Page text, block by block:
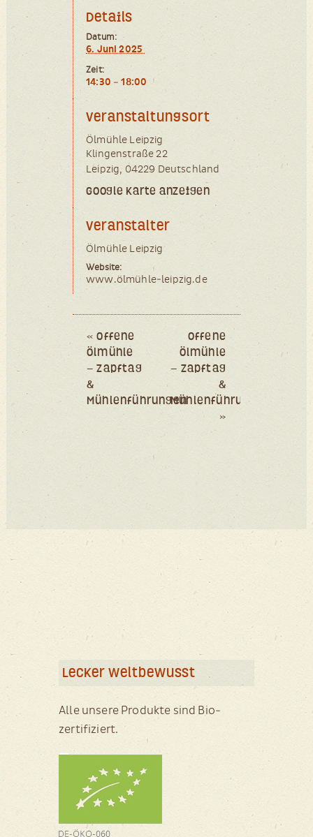
Details
Datum:
6. Juni 2025
Zeit:
14:30 – 18:00
Veranstaltungsort
Ölmüh­le Leipzig
Klin­gen­stra­ße 22
Leip­zig
04229 Deutsch­land
Google Karte anzeigen
Veranstalter
Ölmüh­le Leipzig
Website:
www.ölmühle-leipzig.de
Navigation
« Offene
Ölmühle
– Zapftag
&
Mühlenführungen
Offene
Ölmühle
– Zapftag
&
Mühlenführungen
»
Lecker weltbewusst
Alle unsere Produkte sind Bio-
zertifiziert.